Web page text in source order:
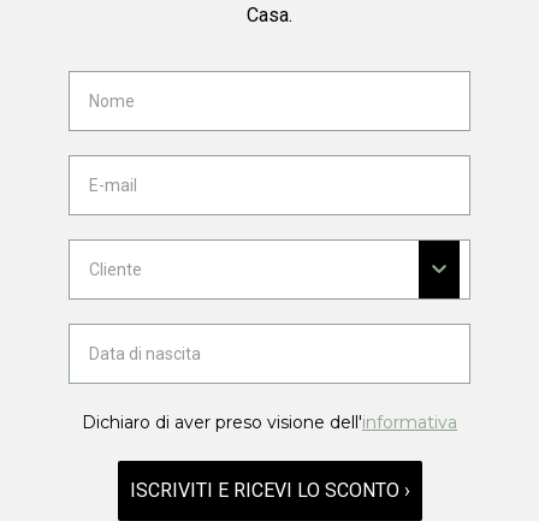
Casa.
Dichiaro di aver preso visione dell'informativa
ISCRIVITI E RICEVI LO SCONTO ›